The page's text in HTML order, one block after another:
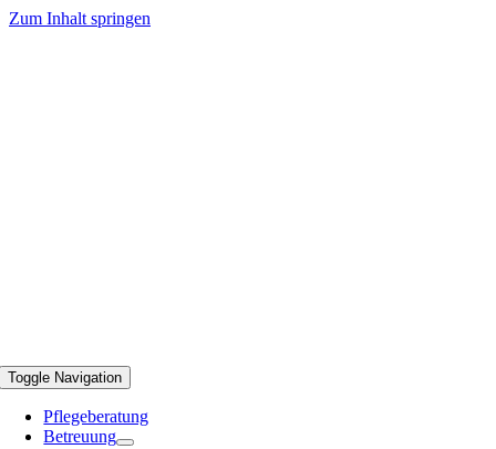
Zum Inhalt springen
Toggle Navigation
Pflegeberatung
Betreuung